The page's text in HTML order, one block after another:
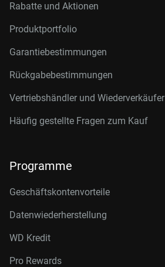
Rabatte und Aktionen
Produktportfolio
Garantiebestimmungen
Rückgabebestimmungen
Vertriebshändler und Wiederverkäufer
Häufig gestellte Fragen zum Kauf
Programme
Geschäftskontenvorteile
Datenwiederherstellung
WD Kredit
Pro Rewards